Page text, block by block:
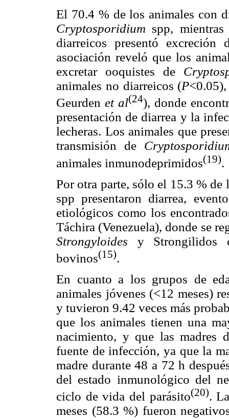
El 70.4 % de los animales con
Cryptosporidium spp,
diarreicos presentó
asociación reveló que los
excretar ooquistes de
animales no diarreicos (P
Geurden et al(24), donde
presentación de diarrea y la
lecheras. Los animales que
transmisión de
animales inmunodeprimidos(19).
Por otra parte, sólo el 15.3 %
spp presentaron diarrea,
etiológicos como los
Táchira (Venezuela), donde se
Strongyloides y Strongilidos
bovinos(15).
En cuanto a los grupos de
animales jóvenes (<12 meses)
y tuvieron 9.42 veces más
que los animales tienen una
nacimiento, y que las madres
fuente de infección, ya que la
madre durante 48 a 72 h
del estado inmunológico del
ciclo de vida del parásito(20).
meses (58.3 %) fueron